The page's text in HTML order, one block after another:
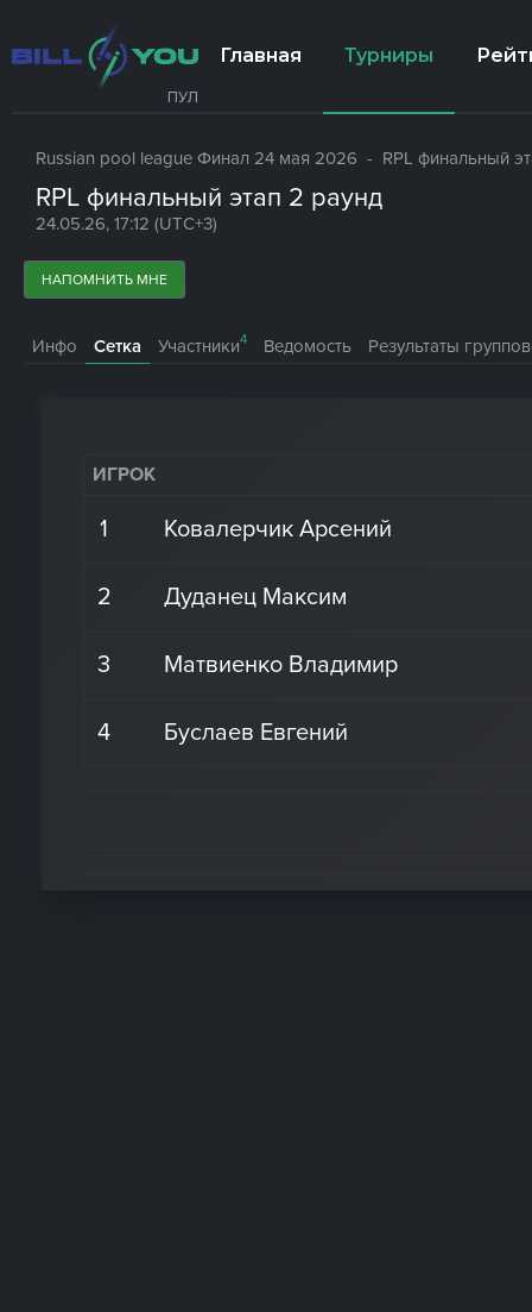
ПУЛ
Главная Турниры
Russian pool league Финал 24 мая 2026 - RPL финальный
RPL финальный этап 2 раунд
24.05.26, 17:12 (UTC+3)
НАПОМНИТЬ МНЕ
Инфо Сетка Участники4 Ведомость Результаты
ИГРОК
1 Ковалерчик Арсений
2 Дуданец Максим
3 Матвиенко Владимир
4 Буслаев Евгений